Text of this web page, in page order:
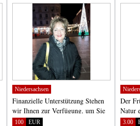
Niedersachsen
Finanzielle Unterstützung Stehen
wir Ihnen zur Verfügung, um Sie
bei der Tilgung...
100 EUR
Der
Natur
3.00